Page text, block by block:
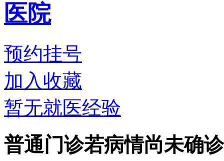
医院
预约挂号
加入收藏
暂无就医经验
普通门诊若病情尚未确